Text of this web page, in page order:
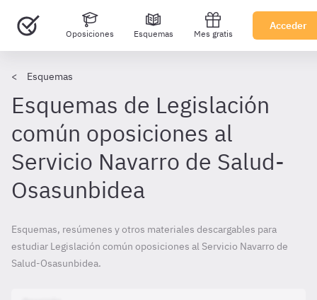
Oposiciones Esquemas Mes gratis
Acceder
Esquemas
Esquemas de Legislación
común oposiciones al
Servicio Navarro de Salud-
Osasunbidea
Esquemas, resúmenes y otros materiales descargables para
estudiar Legislación común oposiciones al Servicio Navarro de
Salud-Osasunbidea.